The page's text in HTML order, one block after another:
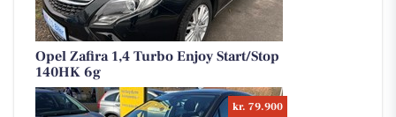
Opel Zafira 1,4 Turbo Enjoy Start/Stop
140HK 6g
kr. 79.900